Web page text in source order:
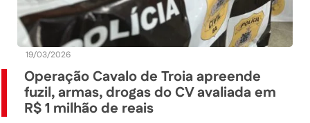
19/03/2026
Operação Cavalo de Troia apreende
fuzil, armas, drogas do CV avaliada em
R$ 1 milhão de reais